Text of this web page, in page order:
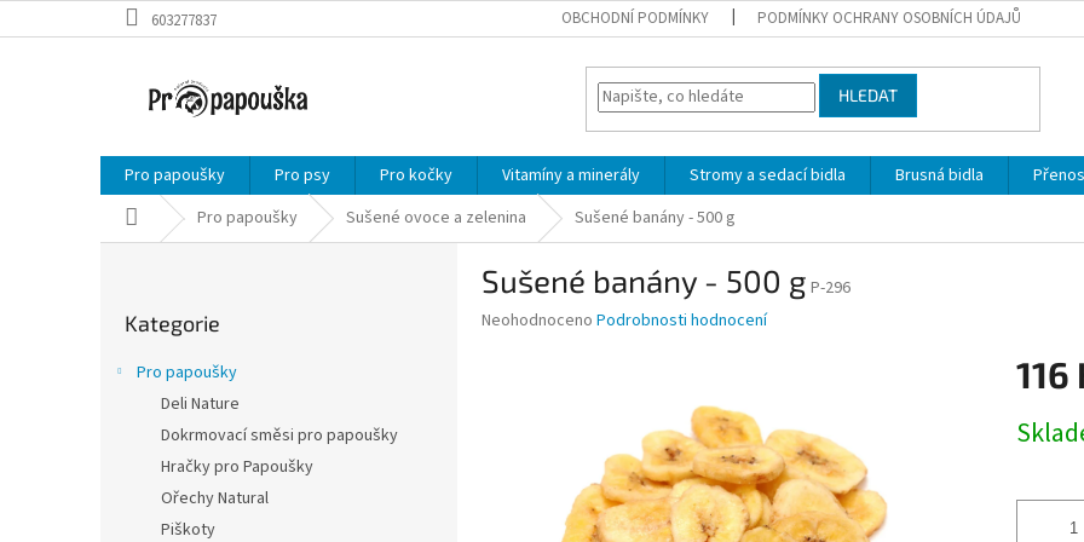
na
603277837 OBCHODNÍ PODMÍNKY PODMÍNKY OCHRANY OSOBNÍCH ÚDAJŮ
HLEDAT
Pro papoušky Pro psy Pro kočky Vitamíny a minerály Stromy a sedací bidla Brusná bidla
Domů Pro papoušky Sušené ovoce a zelenina Sušené banány - 500 g
kategorie
Kategorie
Pro papoušky
Deli Nature
Dokrmovací směsi pro papoušky
Hračky pro Papoušky
Ořechy Natural
Piškoty
Sušené banány - 500 g P-296
Průměrné
Neohodnoceno Podrobnosti hodnocení
116
cena: